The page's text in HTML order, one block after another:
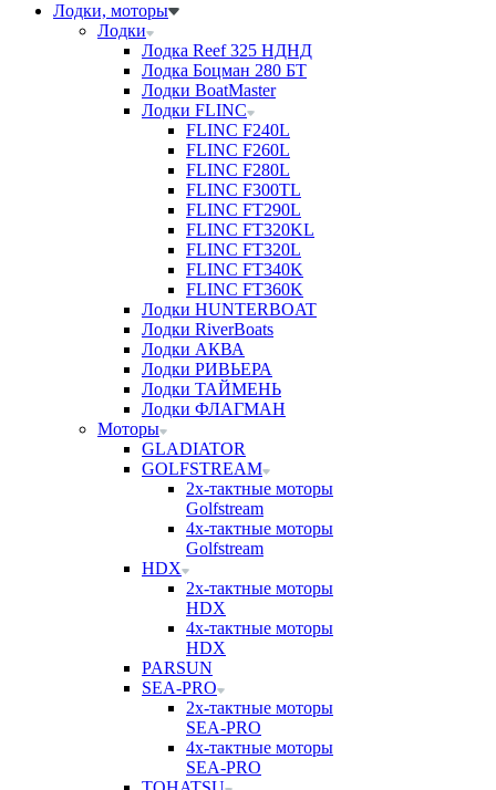
Лодки, моторы
Лодки
Лодка Reef 325 НДНД
Лодка Боцман 280 БТ
Лодки BoatMaster
Лодки FLINC
FLINC F240L
FLINC F260L
FLINC F280L
FLINC F300TL
FLINC FT290L
FLINC FT320KL
FLINC FT320L
FLINC FT340K
FLINC FT360K
Лодки HUNTERBOAT
Лодки RiverBoats
Лодки АКВА
Лодки РИВЬЕРА
Лодки ТАЙМЕНЬ
Лодки ФЛАГМАН
Моторы
GLADIATOR
GOLFSTREAM
2х-тактные моторы
Golfstream
4х-тактные моторы
Golfstream
HDX
2х-тактные моторы
HDX
4х-тактные моторы
HDX
PARSUN
SEA-PRO
2х-тактные моторы
SEA-PRO
4х-тактные моторы
SEA-PRO